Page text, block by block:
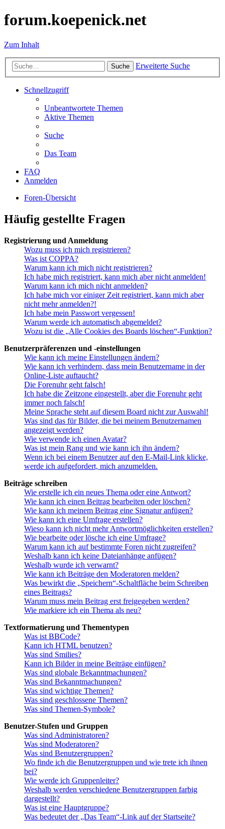
forum.koepenick.net
Zum Inhalt
Suche Erweiterte Suche
Schnellzugriff
Unbeantwortete Themen
Aktive Themen
Suche
Das Team
FAQ
Anmelden
Foren-Übersicht
Häufig gestellte Fragen
Registrierung und Anmeldung
Wozu muss ich mich registrieren?
Was ist COPPA?
Warum kann ich mich nicht registrieren?
Ich habe mich registriert, kann mich aber nicht anmelden!
Warum kann ich mich nicht anmelden?
Ich habe mich vor einiger Zeit registriert, kann mich aber
nicht mehr anmelden?!
Ich habe mein Passwort vergessen!
Warum werde ich automatisch abgemeldet?
Wozu ist die „Alle Cookies des Boards löschen“-Funktion?
Benutzerpräferenzen und -einstellungen
Wie kann ich meine Einstellungen ändern?
Wie kann ich verhindern, dass mein Benutzername in der
Online-Liste auftaucht?
Die Forenuhr geht falsch!
Ich habe die Zeitzone eingestellt, aber die Forenuhr geht
immer noch falsch!
Meine Sprache steht auf diesem Board nicht zur Auswahl!
Was sind das für Bilder, die bei meinem Benutzernamen
angezeigt werden?
Wie verwende ich einen Avatar?
Was ist mein Rang und wie kann ich ihn ändern?
Wenn ich bei einem Benutzer auf den E-Mail-Link klicke,
werde ich aufgefordert, mich anzumelden.
Beiträge schreiben
Wie erstelle ich ein neues Thema oder eine Antwort?
Wie kann ich einen Beitrag bearbeiten oder löschen?
Wie kann ich meinem Beitrag eine Signatur anfügen?
Wie kann ich eine Umfrage erstellen?
Wieso kann ich nicht mehr Antwortmöglichkeiten erstellen?
Wie bearbeite oder lösche ich eine Umfrage?
Warum kann ich auf bestimmte Foren nicht zugreifen?
Weshalb kann ich keine Dateianhänge anfügen?
Weshalb wurde ich verwarnt?
Wie kann ich Beiträge den Moderatoren melden?
Was bewirkt die „Speichern“-Schaltfläche beim Schreiben
eines Beitrags?
Warum muss mein Beitrag erst freigegeben werden?
Wie markiere ich ein Thema als neu?
Textformatierung und Thementypen
Was ist BBCode?
Kann ich HTML benutzen?
Was sind Smilies?
Kann ich Bilder in meine Beiträge einfügen?
Was sind globale Bekanntmachungen?
Was sind Bekanntmachungen?
Was sind wichtige Themen?
Was sind geschlossene Themen?
Was sind Themen-Symbole?
Benutzer-Stufen und Gruppen
Was sind Administratoren?
Was sind Moderatoren?
Was sind Benutzergruppen?
Wo finde ich die Benutzergruppen und wie trete ich ihnen
bei?
Wie werde ich Gruppenleiter?
Weshalb werden verschiedene Benutzergruppen farbig
dargestellt?
Was ist eine Hauptgruppe?
Was bedeutet der „Das Team“-Link auf der Startseite?